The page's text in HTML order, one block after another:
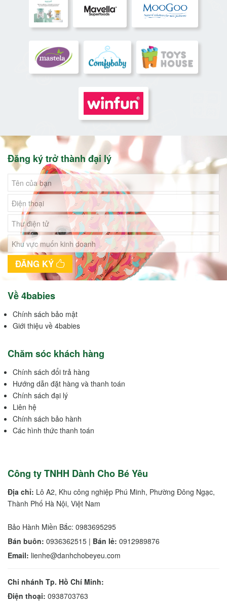
Đăng ký trở thành đại lý
ĐĂNG KÝ
Về 4babies
Chính sách bảo mật
Giới thiệu về 4babies
Chăm sóc khách hàng
Chính sách đổi trả hàng
Hướng dẫn đặt hàng và thanh toán
Chính sách đại lý
Liên hệ
Chính sách bảo hành
Các hình thức thanh toán
Công ty TNHH Dành Cho Bé Yêu
Địa chỉ: Lô A2, Khu công nghiệp Phú Minh, Phường Đông Ngạc,
Thành Phố Hà Nội, Việt Nam
Bảo Hành Miền Bắc: 0983695295
Bán buôn: 0936362515 | Bán lẻ: 0912989876
Email: lienhe@danhchobeyeu.com
Chi nhánh Tp. Hồ Chí Minh:
Điện thoại: 0938703763